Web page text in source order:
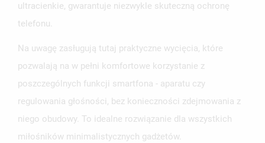
ultracienkie, gwarantuje niezwykle skuteczną ochronę
telefonu.
Na uwagę zasługują tutaj praktyczne wycięcia, które
pozwalają na w pełni komfortowe korzystanie z
poszczególnych funkcji smartfona - aparatu czy
regulowania głośności, bez konieczności zdejmowania z
niego obudowy. To idealne rozwiązanie dla wszystkich
miłośników minimalistycznych gadżetów.